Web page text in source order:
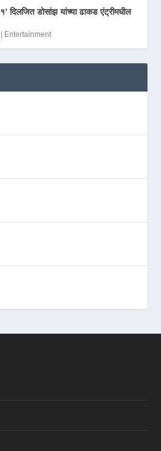
दिलजित डोसांझ यांच्या ढाकड एंट्रीमधील
Entertainment